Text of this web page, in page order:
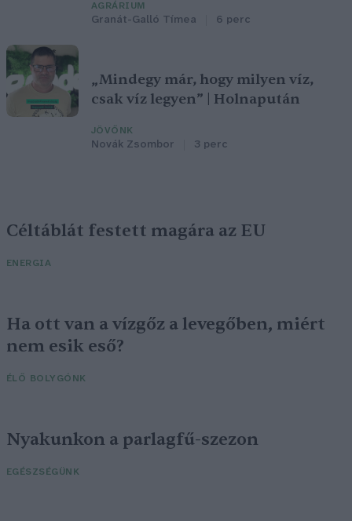
AGRÁRIUM
Granát-Galló Tímea 6 perc
„Mindegy már, hogy milyen víz,
csak víz legyen” | Holnapután
JÖVŐNK
Novák Zsombor 3 perc
Céltáblát festett magára az EU
ENERGIA
Ha ott van a vízgőz a levegőben, miért
nem esik eső?
ÉLŐ BOLYGÓNK
Nyakunkon a parlagfű-szezon
EGÉSZSÉGÜNK